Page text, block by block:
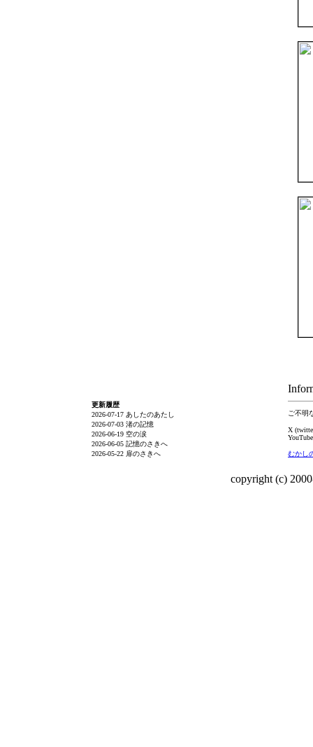
ご不明
X
むかし
更新履歴
2026-07-17 あしたのあたし
2026-07-03 渚の記憶
2026-06-19 空の涙
2026-06-05 記憶のさきへ
2026-05-22 扉のさきへ
copyright (c)